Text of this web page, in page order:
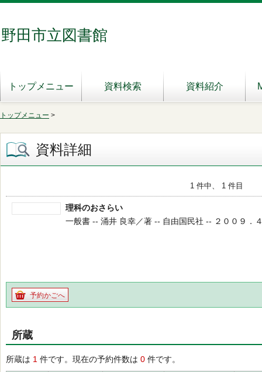
野田市立図書館
トップメニュー 資料検索 資料紹介
トップメニュー >
資料詳細
1 件中、 1 件目
理科のおさらい
一般書 -- 涌井 良幸／著 -- 自由国民社 -- ２００９．
予約かごへ
所蔵
所蔵は 1 件です。現在の予約件数は 0 件です。